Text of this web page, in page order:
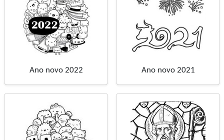
Ano novo 2022 Ano novo 2021